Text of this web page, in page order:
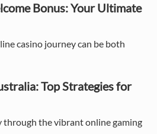
Bonus: Your Ultimate
casino journey can be both
Top Strategies for
through the vibrant online gaming